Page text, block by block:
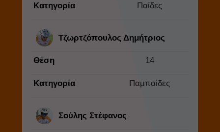
Κατηγορία Παίδες
Τζωρτζόπουλος Δημήτριος
Θέση 14
Κατηγορία Παμπαίδες
Σούλης Στέφανος